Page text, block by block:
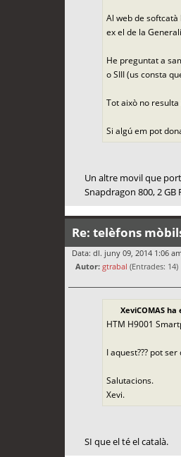
Al web de
ex el de la
He preguntat a
o SIII (us consta
Tot això no
Si algú em pot
Un altre movil que
Snapdragon 800, 2 GB
Re: telèfons
Data: dl. juny 09, 2014 1:06
Autor: gtrabal (Entrades: 14)
XeviCOMAS ha
HTM H9001
I aquest??? pot
Salutacions.
Xevi.
SI que el té el català.